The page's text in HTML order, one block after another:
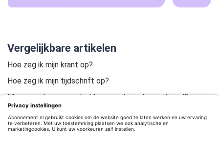
Vergelijkbare artikelen
Hoe zeg ik mijn krant op?
Hoe zeg ik mijn tijdschrift op?
Mag mijn abonnement stilzwijgend worden verlengd?
Regels omtrent verlengen en opzeggen van abonnementen
Wat is de opzegtermijn van mijn abonnement?